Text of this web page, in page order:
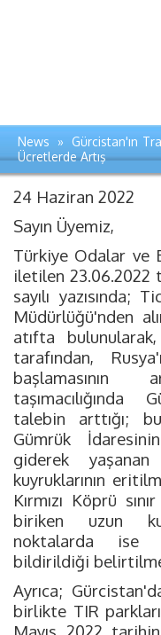
News » Gürcistan'ın
Ücretlerde Artış
24 Haziran 2022
Sayın Üyemiz,
Türkiye Odalar ve
iletilen 23.06.2022
sayılı yazısında;
Müdürlüğü'nden
atıfta
tarafından,
taşımacılığında
talebin arttığı;
Gümrük
giderek
kuyruklarının
Kırmızı Köprü
biriken uzun
noktalarda ise
bildirildiği
Ayrıca;
birlikte TIR